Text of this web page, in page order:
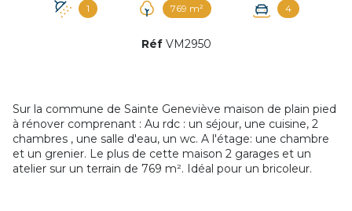
1 769 m² 4
Réf VM2950
Sur la commune de Sainte Geneviève maison de plain pied
à rénover comprenant : Au rdc : un séjour, une cuisine, 2
chambres , une salle d'eau, un wc. A l'étage: une chambre
et un grenier. Le plus de cette maison 2 garages et un
atelier sur un terrain de 769 m². Idéal pour un bricoleur.